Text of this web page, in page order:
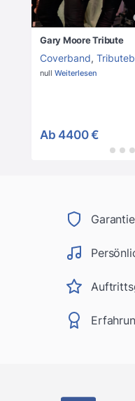
Gary Moore Tribute
Coverband,
null Weiterlesen
Ab 4400 €